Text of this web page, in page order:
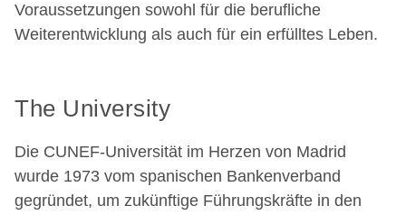
Voraussetzungen sowohl für die berufliche
Weiterentwicklung als auch für ein erfülltes Leben.
The University
Die CUNEF-Universität im Herzen von Madrid
wurde 1973 vom spanischen Bankenverband
gegründet, um zukünftige Führungskräfte in den